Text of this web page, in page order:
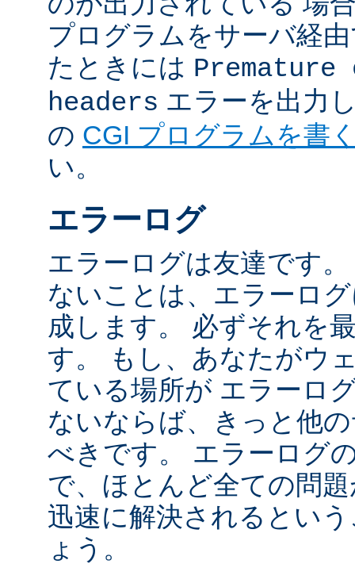
プログラムをサーバ経
たときには
headers エラーを出力
の CGI プログラムを書
い。
エラーログ
エラーログは友達です
ないことは、エラーロ
成します。 必ずそれを
す。 もし、あなたがウ
ている場所が エラーロ
ないならば、きっと他
べきです。 エラーログ
で、ほとんど全ての問
迅速に解決されるとい
ょう。